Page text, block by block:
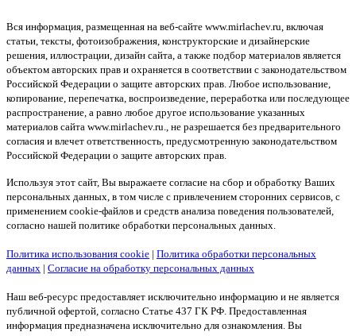
Вся информация, размещенная на веб-сайте www.mirlachev.ru, включая
статьи, тексты, фотоизображения, конструкторские и дизайнерские
решения, иллюстрации, дизайн сайта, а также подбор материалов является
объектом авторских прав и охраняется в соответствии с законодательством
Российской Федерации о защите авторских прав. Любое использование,
копирование, перепечатка, воспроизведение, переработка или последующее
распространение, а равно любое другое использование указанных
материалов сайта www.mirlachev.ru., не разрешается без предварительного
согласия и влечет ответственность, предусмотренную законодательством
Российской Федерации о защите авторских прав.
Используя этот сайт, Вы выражаете согласие на сбор и обработку Ваших
персональных данных, в том числе с привлечением сторонних сервисов, с
применением cookie-файлов и средств анализа поведения пользователей,
согласно нашей политике обработки персональных данных.
Политика использования cookie | Политика обработки персональных
данных | Согласие на обработку персональных данных
Наш веб-ресурс предоставляет исключительно информацию и не является
публичной офертой, согласно Статье 437 ГК РФ. Предоставленная
информация предназначена исключительно для ознакомления. Вы